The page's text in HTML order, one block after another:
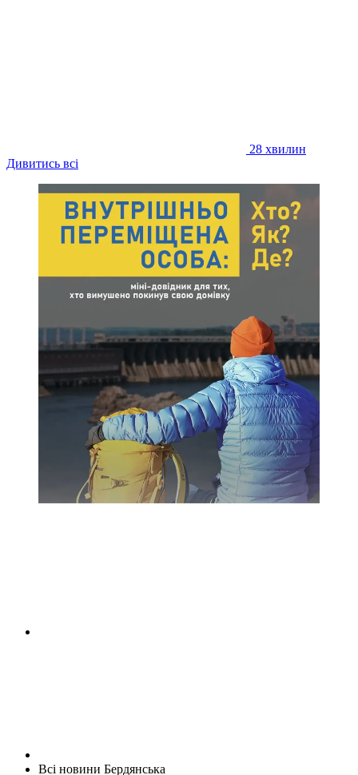
28 хвилин
Дивитись всі
Всі новини Бердянська